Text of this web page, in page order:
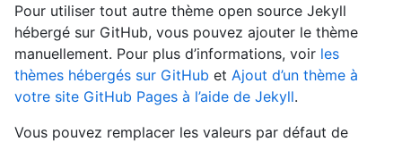
Pour utiliser tout autre thème open source Jekyll
hébergé sur GitHub, vous pouvez ajouter le thème
manuellement. Pour plus d’informations, voir les
thèmes hébergés sur GitHub et Ajout d’un thème à
votre site GitHub Pages à l’aide de Jekyll.
Vous pouvez remplacer les valeurs par défaut de